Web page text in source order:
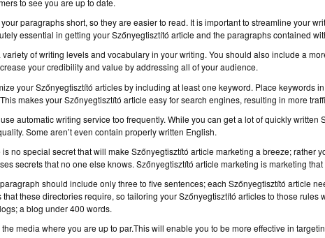
to see you are up to date.
paragraphs short, so they are easier to read. It is important to streamline your
essential in getting your Szőnyegtisztító article and the paragraphs contained
variety of writing levels and vocabulary in your writing. You should also include a
your credibility and value by addressing all of your audience.
your Szőnyegtisztító articles by including at least one keyword. Place keywords
makes your Szőnyegtisztító article easy for search engines, resulting in more
use automatic writing service too frequently. While you can get a lot of quickly
Some aren’t even contain properly written English.
is no special secret that will make Szőnyegtisztító article marketing a breeze; rather
secrets that no one else knows. Szőnyegtisztító article marketing is marketing
should include only three to five sentences; each Szőnyegtisztító article
that these directories require, so tailoring your Szőnyegtisztító articles to those rules
a blog under 400 words.
the media where you are up to par.This will enable you to be more effective in